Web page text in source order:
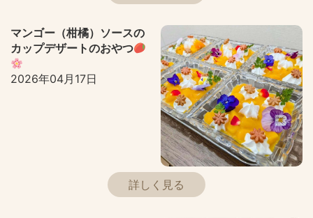
マンゴー（柑橘）ソースの
カップデザートのおやつ
2026年04月17日
詳しく見る